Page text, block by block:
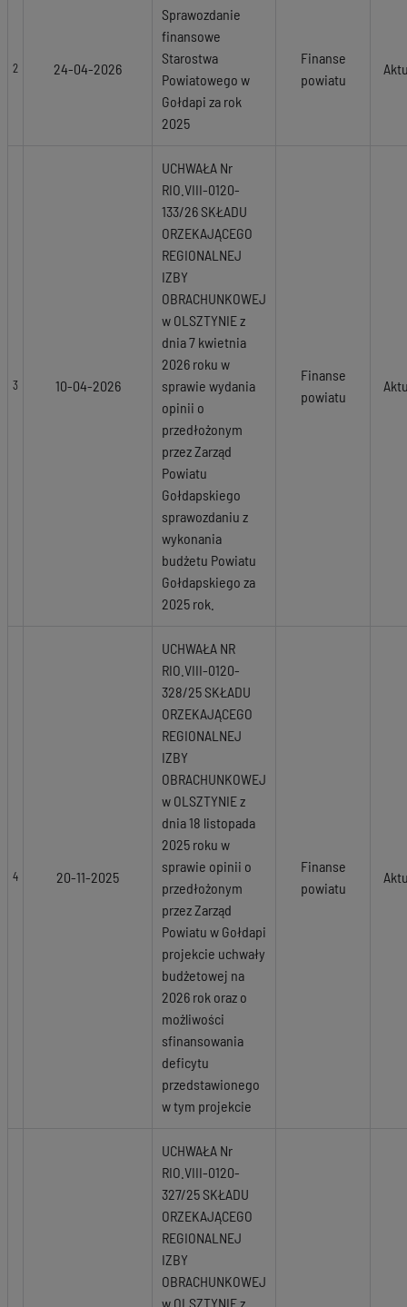
2 24-04-2026
Sprawozdanie
finansowe
Starostwa
Powiatowego w
Gołdapi za rok
2025
Finanse
powiatu
3 10-04-2026
UCHWAŁA Nr
RIO.VIII-0120-
133/26 SKŁADU
ORZEKAJĄCEGO
REGIONALNEJ
IZBY
OBRACHUNKOWEJ
w OLSZTYNIE z
dnia 7 kwietnia
2026 roku w
sprawie wydania
opinii o
przedłożonym
przez Zarząd
Powiatu
Gołdapskiego
sprawozdaniu z
wykonania
budżetu Powiatu
Gołdapskiego za
2025 rok.
Finanse
powiatu
4 20-11-2025
UCHWAŁA NR
RIO.VIII-0120-
328/25 SKŁADU
ORZEKAJĄCEGO
REGIONALNEJ
IZBY
OBRACHUNKOWEJ
w OLSZTYNIE z
dnia 18 listopada
2025 roku w
sprawie opinii o
przedłożonym
przez Zarząd
Powiatu w Gołdapi
projekcie uchwały
budżetowej na
2026 rok oraz o
możliwości
sfinansowania
deficytu
przedstawionego
w tym projekcie
Finanse
powiatu
UCHWAŁA Nr
RIO.VIII-0120-
327/25 SKŁADU
ORZEKAJĄCEGO
REGIONALNEJ
IZBY
OBRACHUNKOWEJ
w OLSZTYNIE z